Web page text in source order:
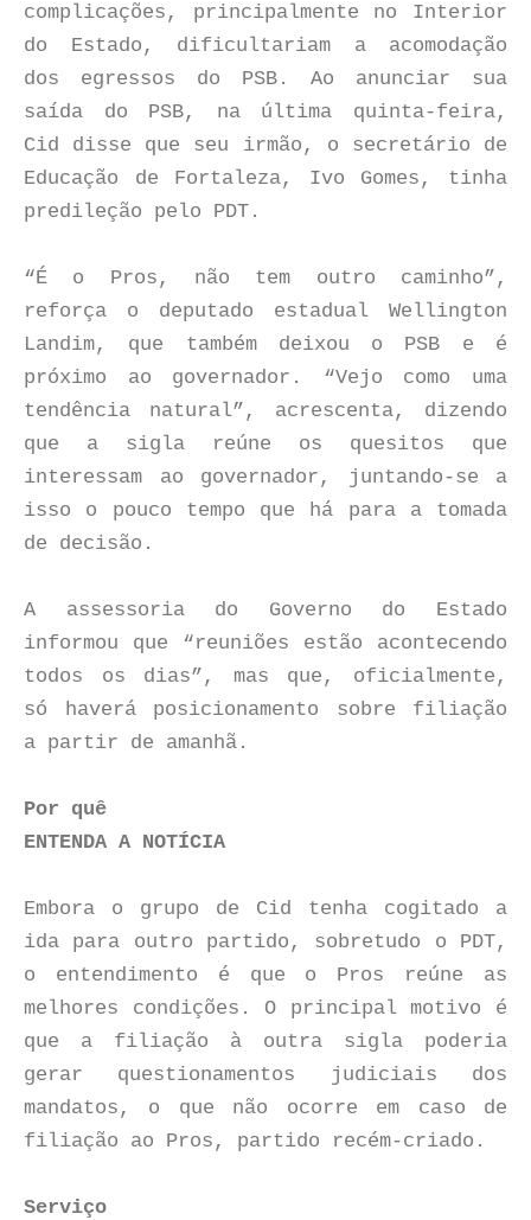
complicações, principalmente no Interior
do Estado, dificultariam a acomodação
dos egressos do PSB. Ao anunciar sua
saída do PSB, na última quinta-feira,
Cid disse que seu irmão, o secretário de
Educação de Fortaleza, Ivo Gomes, tinha
predileção pelo PDT.
“É o Pros, não tem outro caminho”,
reforça o deputado estadual Wellington
Landim, que também deixou o PSB e é
próximo ao governador. “Vejo como uma
tendência natural”, acrescenta, dizendo
que a sigla reúne os quesitos que
interessam ao governador, juntando-se a
isso o pouco tempo que há para a tomada
de decisão.
A assessoria do Governo do Estado
informou que “reuniões estão acontecendo
todos os dias”, mas que, oficialmente,
só haverá posicionamento sobre filiação
a partir de amanhã.
Por quê
ENTENDA A NOTÍCIA
Embora o grupo de Cid tenha cogitado a
ida para outro partido, sobretudo o PDT,
o entendimento é que o Pros reúne as
melhores condições. O principal motivo é
que a filiação à outra sigla poderia
gerar questionamentos judiciais dos
mandatos, o que não ocorre em caso de
filiação ao Pros, partido recém-criado.
Serviço